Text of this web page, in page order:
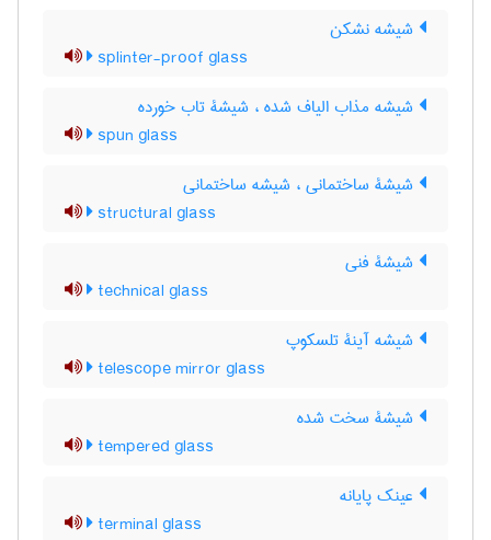
شیشه نشکن
splinter-proof glass
شیشه مذاب الیاف شده ، شیشۀ تاب خورده
spun glass
شیشۀ ساختمانی ، شیشه ساختمانی
structural glass
شیشۀ فنی
technical glass
شیشه آینۀ تلسکوپ
telescope mirror glass
شیشۀ سخت شده
tempered glass
عینک پایانه
terminal glass